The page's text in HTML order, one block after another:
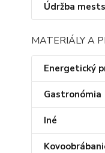
Údržba
MATERIÁLY A
Energetický
Gastronómia
Iné